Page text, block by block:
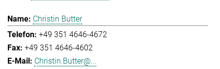
Christin Butter
+49 351 4646-4672
+49 351 4646-4602
Christin.Butter@...